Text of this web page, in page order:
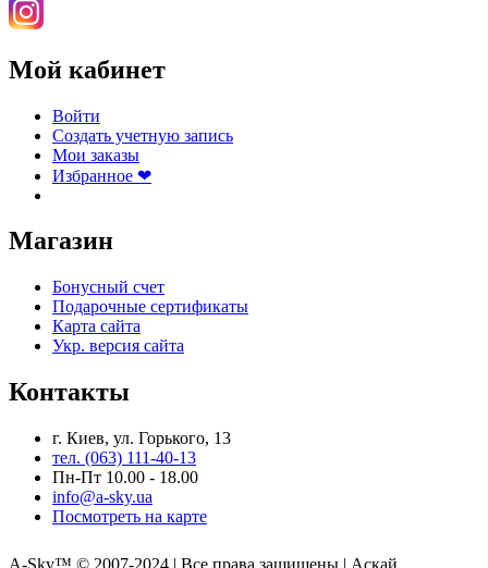
Мой кабинет
Войти
Создать учетную запись
Мои заказы
Избранное ❤
Магазин
Бонусный счет
Подарочные сертификаты
Карта сайта
Укр. версия сайта
Контакты
г. Киев, ул. Горького, 13
тел. (063) 111-40-13
Пн-Пт 10.00 - 18.00
info@a-sky.ua
Посмотреть на карте